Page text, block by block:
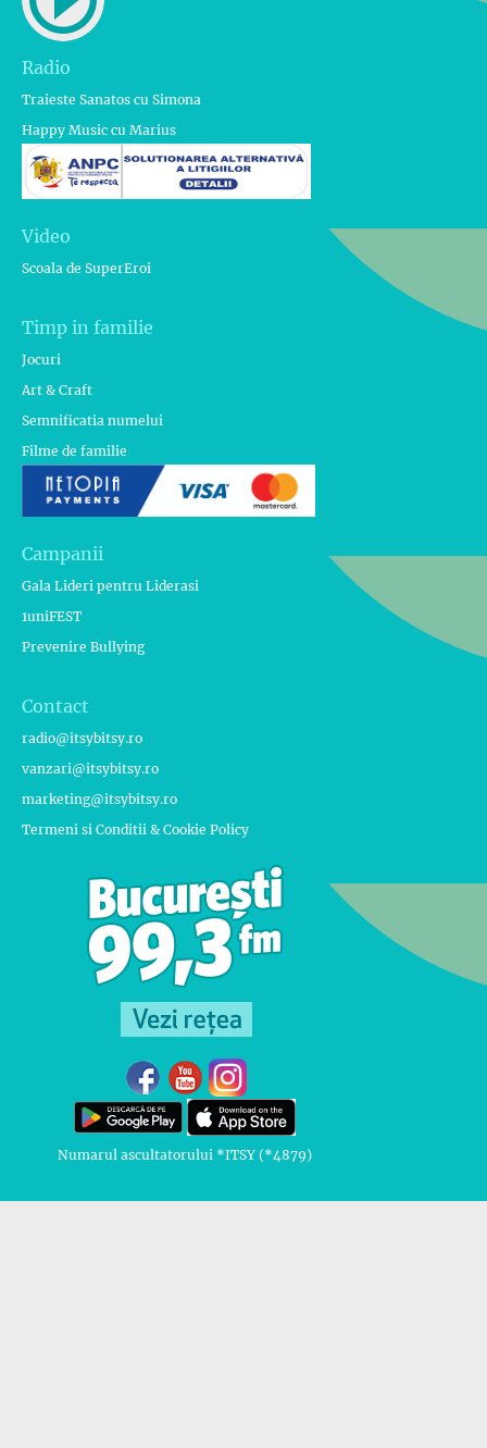
Radio
Traieste Sanatos cu Simona
Happy Music cu Marius
Video
Scoala de SuperEroi
Timp in familie
Jocuri
Art & Craft
Semnificatia numelui
Filme de familie
Campanii
Gala Lideri pentru Liderasi
1uniFEST
Prevenire Bullying
Contact
radio@itsybitsy.ro
vanzari@itsybitsy.ro
marketing@itsybitsy.ro
Termeni si Conditii & Cookie Policy
Numarul ascultatorului *ITSY (*4879)